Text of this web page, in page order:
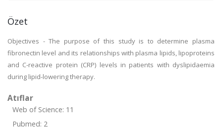
Özet
Objectives - The purpose of this study is to determine plasma
fibronectin level and its relationships with plasma lipids, lipoproteins
and C-reactive protein (CRP) levels in patients with dyslipidaemia
during lipid-lowering therapy.
Atıflar
Web of Science: 11
Pubmed: 2